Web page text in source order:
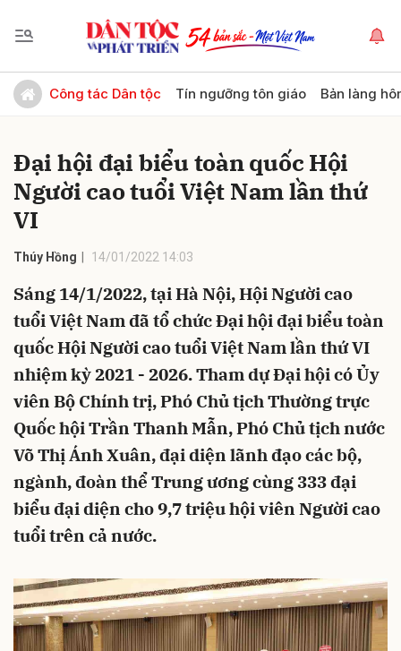
Công tác Dân tộc Tín ngưỡng tôn giáo Bản làng
Đại hội đại biểu toàn quốc Hội
Người cao tuổi Việt Nam lần thứ
VI
Thúy Hồng 14/01/2022 14:03
Sáng 14/1/2022, tại Hà Nội, Hội Người cao
tuổi Việt Nam đã tổ chức Đại hội đại biểu toàn
quốc Hội Người cao tuổi Việt Nam lần thứ VI
nhiệm kỳ 2021 - 2026. Tham dự Đại hội có Ủy
viên Bộ Chính trị, Phó Chủ tịch Thường trực
Quốc hội Trần Thanh Mẫn, Phó Chủ tịch nước
Võ Thị Ánh Xuân, đại diện lãnh đạo các bộ,
ngành, đoàn thể Trung ương cùng 333 đại
biểu đại diện cho 9,7 triệu hội viên Người cao
tuổi trên cả nước.
Gửi bình luận